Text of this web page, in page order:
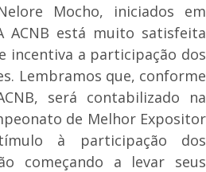
Mocho, iniciados em
ACNB está muito satisfeita
incentiva a participação dos
Lembramos que, conforme
será contabilizado na
de Melhor Expositor
à participação dos
começando a levar seus